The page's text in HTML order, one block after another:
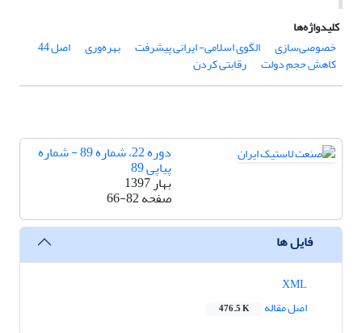
کلیدواژه‌ها
خصوصی‌سازی
الگوی اسلامی- ایرانی پیشرفت بهره‌وری اصل 44
کاهش حجم دولت رقابتی کردن
دوره 22، شماره 89 - شماره
پیاپی 89
بهار 1397
صفحه66-82
فایل ها
اصل مقاله
476.5 K